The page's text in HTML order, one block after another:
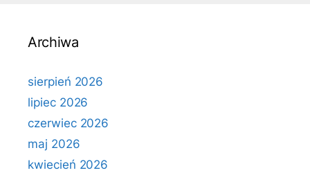
Archiwa
sierpień 2026
lipiec 2026
czerwiec 2026
maj 2026
kwiecień 2026